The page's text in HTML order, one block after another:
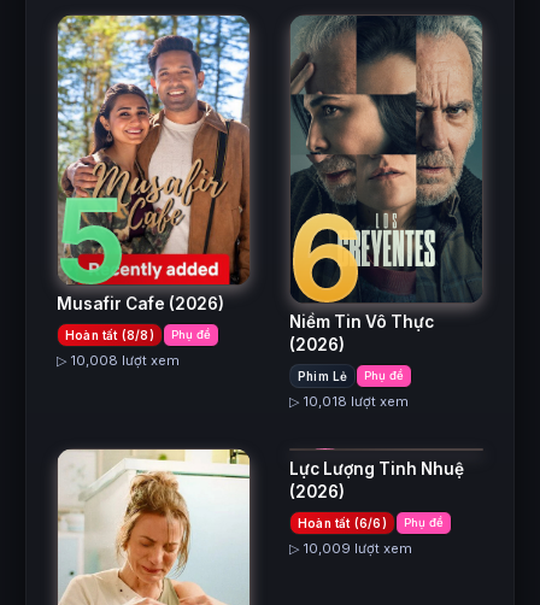
5
Musafir Cafe (2026)
Hoàn tất (8/8) Phụ đề
▷ 10,008 lượt xem
6
Niềm Tin Vô Thực
(2026)
Phim Lẻ Phụ đề
▷ 10,018 lượt xem
8
Lực Lượng Tinh Nhuệ
(2026)
Hoàn tất (6/6) Phụ đề
▷ 10,009 lượt xem